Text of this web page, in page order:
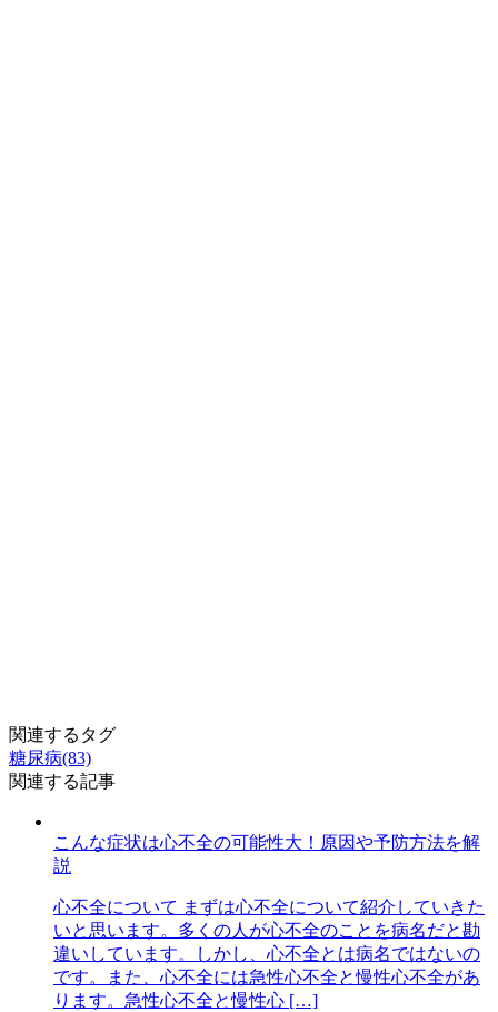
関連するタグ
糖尿病(83)
関連する記事
こんな症状は心不全の可能性大！原因や予防方法を解
説
心不全について まずは心不全について紹介していきた
いと思います。多くの人が心不全のことを病名だと勘
違いしています。しかし、心不全とは病名ではないの
です。また、心不全には急性心不全と慢性心不全があ
ります。急性心不全と慢性心 […]